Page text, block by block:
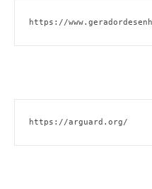
https://
https://arguard.org/